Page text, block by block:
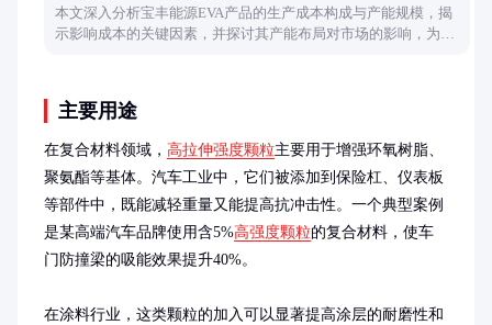
本文深入分析宝丰能源EVA产品的生产成本构成与产能规模，揭
示影响成本的关键因素，并探讨其产能布局对市场的影响，为行
主要用途
在复合材料领域， 高拉伸强度颗粒主要用于增强环氧树脂、
聚氨酯等基体。汽车工业中，它们被添加到保险杠、仪表板
等部件中，既能减轻重量又能提高抗冲击性。一个典型案例
是某高端汽车品牌使用含5%高强度颗粒的复合材料，使车
门防撞梁的吸能效果提升40%。
在涂料行业，这类颗粒的加入可以显著提高涂层的耐磨性和